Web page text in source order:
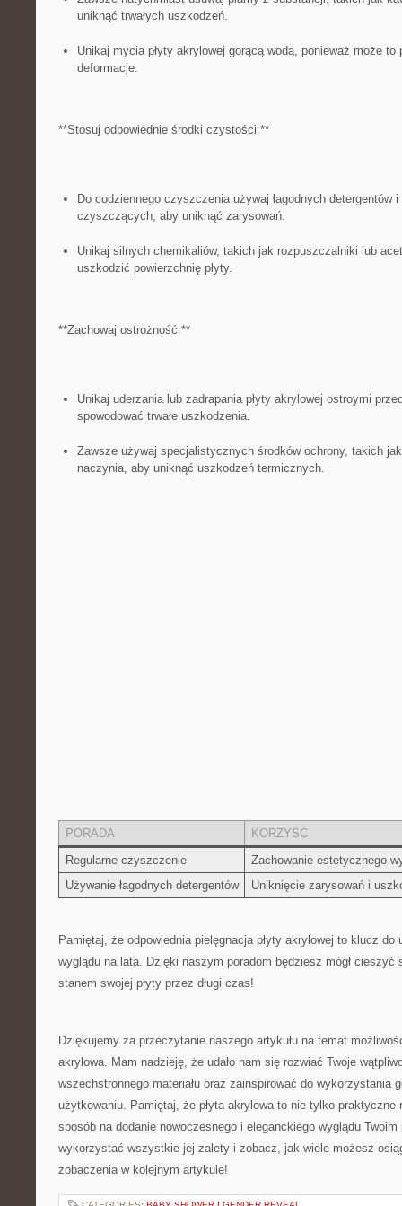
uniknąć trwałych uszkodzeń.
Unikaj ​mycia płyty akrylowej gorącą wodą, ponieważ może to
deformacje.
**Stosuj odpowiednie‌ środki czystości:**
Do codziennego czyszczenia używaj łagodnych detergentów
czyszczących, ⁢aby uniknąć zarysowań.
Unikaj silnych chemikaliów, takich jak rozpuszczalniki lub
‌uszkodzić powierzchnię⁤ płyty.
**Zachowaj ostrożność:**
Unikaj uderzania lub zadrapania ‌płyty akrylowej ostroymi
spowodować trwałe uszkodzenia.
Zawsze ⁤używaj specjalistycznych środków ochrony,⁣ takich
naczynia,​ aby uniknąć uszkodzeń termicznych.
PORADA
KORZYŚĆ
Regularne czyszczenie
Zachowanie⁢ estetycznego
Używanie ⁣łagodnych detergentów
Uniknięcie zarysowań ⁣i
Pamiętaj, że odpowiednia pielęgnacja płyty⁣ akrylowej to klucz⁣ do
wyglądu na lata. Dzięki naszym poradom będziesz mógł cieszyć
stanem swojej płyty przez długi czas!
Dziękujemy za ‌przeczytanie naszego⁤ artykułu ⁤na temat
akrylowa. Mam nadzieję, że udało nam się rozwiać Twoje
wszechstronnego materiału oraz zainspirować do wykorzystania
użytkowaniu. Pamiętaj, że płyta akrylowa to nie tylko​ praktyczne
sposób na​ dodanie nowoczesnego‍ i eleganckiego wyglądu
wykorzystać wszystkie jej zalety i zobacz, ⁣jak wiele możesz
zobaczenia w kolejnym artykule!